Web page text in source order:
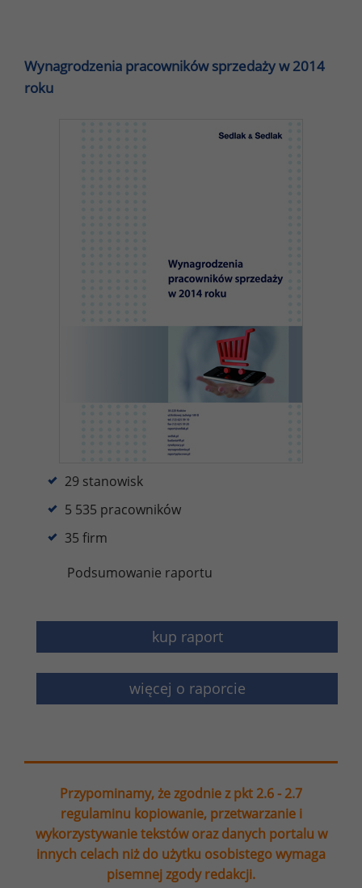
Wynagrodzenia pracowników sprzedaży w 2014
roku
29 stanowisk
5 535 pracowników
35 firm
Podsumowanie raportu
kup raport
więcej o raporcie
Przypominamy, że zgodnie z pkt 2.6 - 2.7
regulaminu kopiowanie, przetwarzanie i
wykorzystywanie tekstów oraz danych portalu w
innych celach niż do użytku osobistego wymaga
pisemnej zgody redakcji.